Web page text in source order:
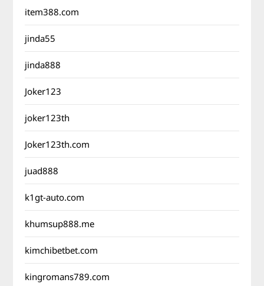
item388.com
jinda55
jinda888
Joker123
joker123th
Joker123th.com
juad888
k1gt-auto.com
khumsup888.me
kimchibetbet.com
kingromans789.com